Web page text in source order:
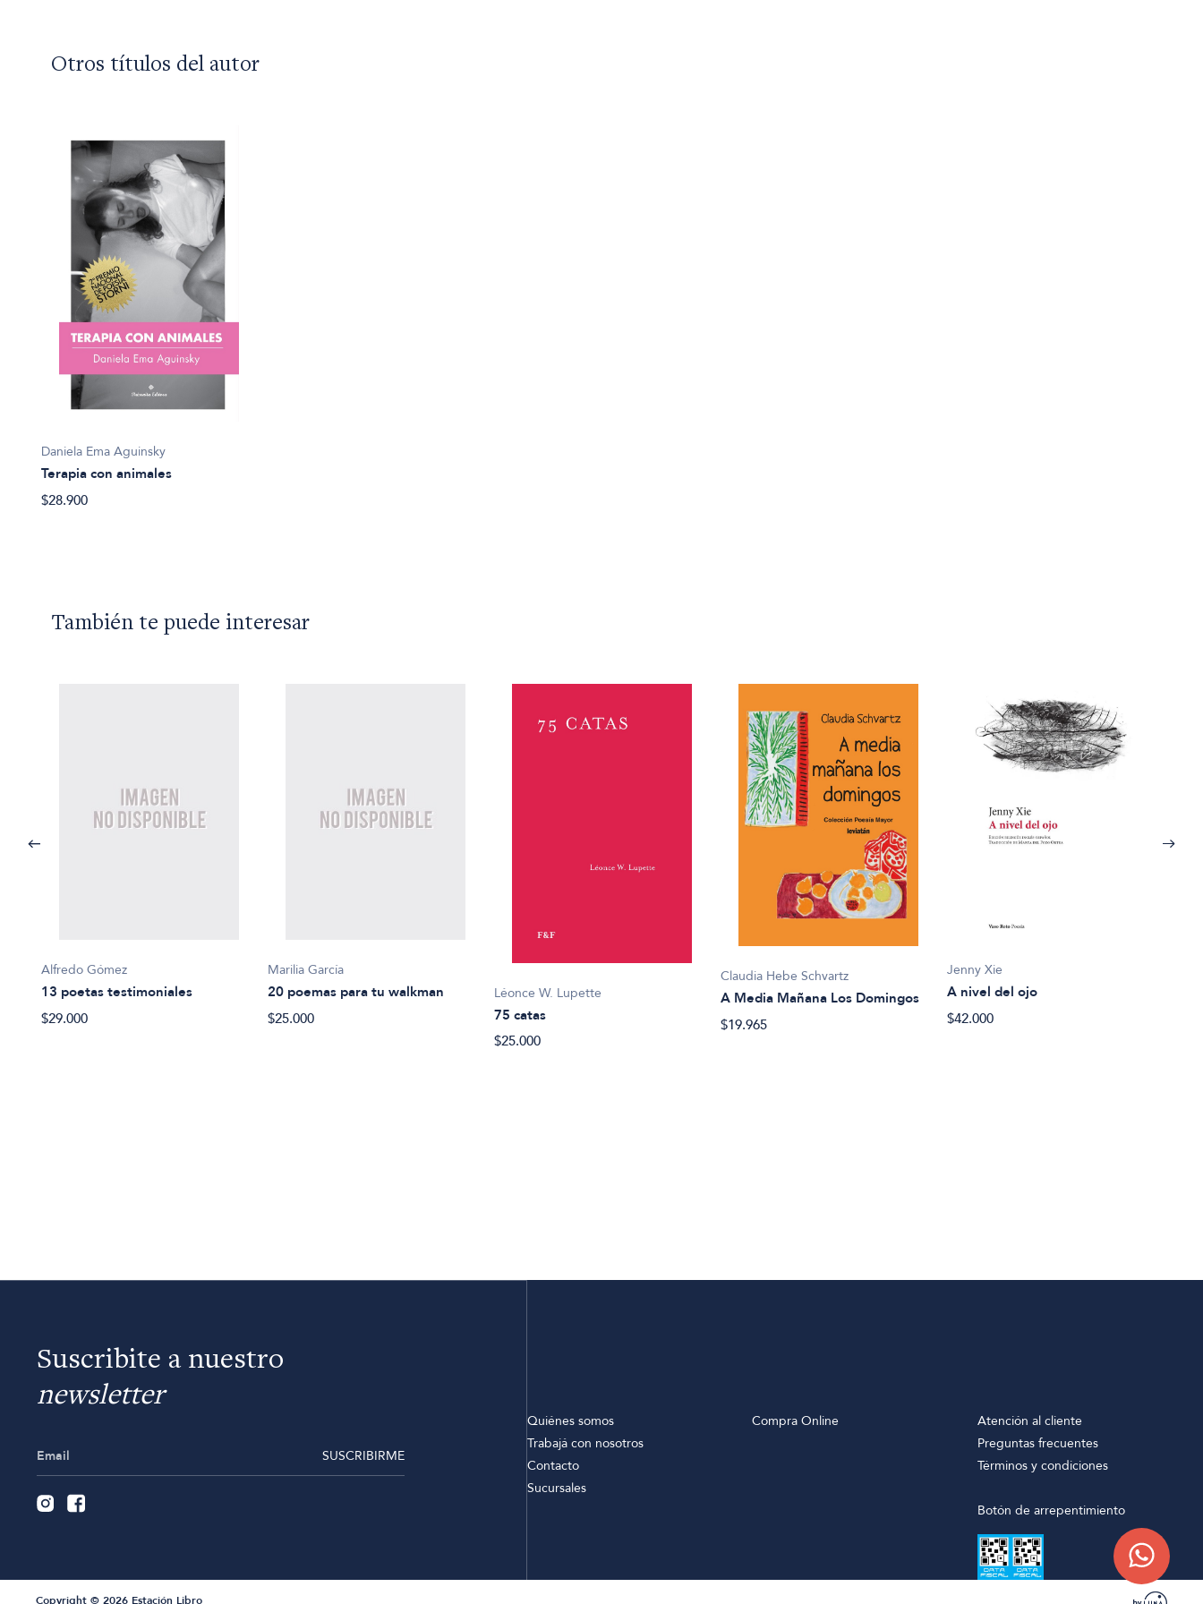
Otros títulos del autor
Daniela Ema Aguinsky
Terapia con animales
$28.900
También te puede interesar
Alfredo Gómez
13 poetas testimoniales
$29.000
Marilia García
20 poemas para tu walkman
$25.000
Léonce W. Lupette
75 catas
$25.000
Claudia Hebe Schvartz
A Media Mañana Los Domingos
$19.965
Jenny Xie
A nivel del ojo
$42.000
Suscribite a nuestro
newsletter
SUSCRIBIRME
Quiénes somos
Trabajá con nosotros
Contacto
Sucursales
Compra Online
Atención al cliente
Preguntas frecuentes
Términos y condiciones
Botón de arrepentimiento
Copyright © 2026 Estación Libro